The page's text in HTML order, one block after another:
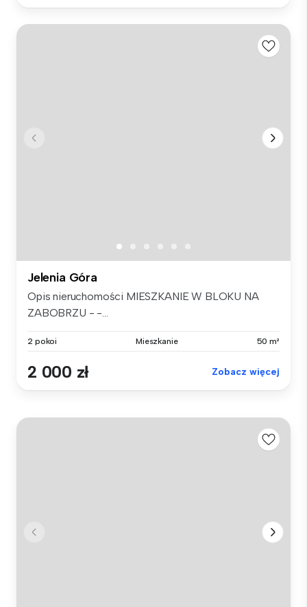
Jelenia Góra
Opis nieruchomości MIESZKANIE W BLOKU NA
ZABOBRZU - -...
2 pokoi Mieszkanie 50 m²
2 000 zł Zobacz więcej